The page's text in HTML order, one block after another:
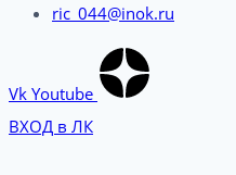
ric_044@inok.ru
Vk Youtube
ВХОД в ЛК